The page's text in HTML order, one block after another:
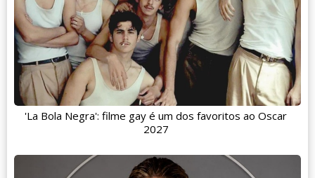
'La Bola Negra': filme gay é um dos favoritos ao Oscar
2027